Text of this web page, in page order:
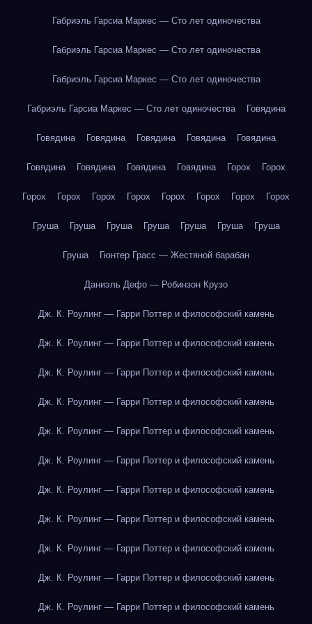
Габриэль Гарсиа Маркес — Сто лет одиночества
Габриэль Гарсиа Маркес — Сто лет одиночества
Габриэль Гарсиа Маркес — Сто лет одиночества
Габриэль Гарсиа Маркес — Сто лет одиночества Говядина
Говядина Говядина Говядина Говядина Говядина
Говядина Говядина Говядина Говядина Горох Горох
Горох Горох Горох Горох Горох Горох Горох Горох
Груша Груша Груша Груша Груша Груша Груша
Груша Гюнтер Грасс — Жестяной барабан
Даниэль Дефо — Робинзон Крузо
Дж. К. Роулинг — Гарри Поттер и философский камень
Дж. К. Роулинг — Гарри Поттер и философский камень
Дж. К. Роулинг — Гарри Поттер и философский камень
Дж. К. Роулинг — Гарри Поттер и философский камень
Дж. К. Роулинг — Гарри Поттер и философский камень
Дж. К. Роулинг — Гарри Поттер и философский камень
Дж. К. Роулинг — Гарри Поттер и философский камень
Дж. К. Роулинг — Гарри Поттер и философский камень
Дж. К. Роулинг — Гарри Поттер и философский камень
Дж. К. Роулинг — Гарри Поттер и философский камень
Дж. К. Роулинг — Гарри Поттер и философский камень